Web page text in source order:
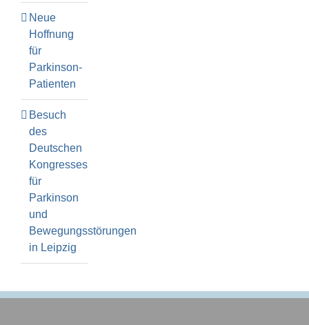
Neue
Hoffnung
für
Parkinson-
Patienten
Besuch
des
Deutschen
Kongresses
für
Parkinson
und
Bewegungsstörungen
in Leipzig